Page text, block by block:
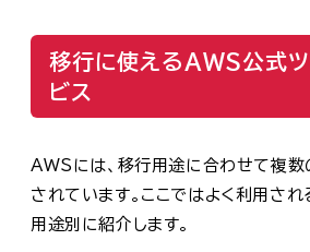
移行に使えるAWS公式
ビス
AWSには、移行用途に合わせて複
されています。ここではよく利用さ
用途別に紹介します。